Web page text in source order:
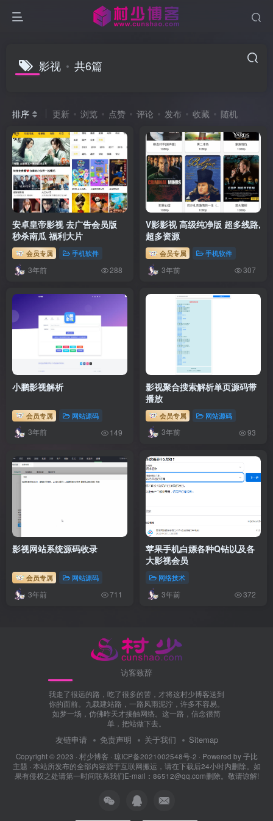
影视 共6篇
排序 更新 浏览 点赞 评论 发布 收藏 随机
安卓皇帝影视 去广告会员版
秒杀南瓜 福利大片
会员专属 手机软件
3年前 288
V影影视 高级纯净版 超多线路,
超多资源
会员专属 手机软件
3年前 307
小鹏影视解析
会员专属 网站源码
3年前 149
影视聚合搜索解析单页源码带
播放
会员专属 网站源码
3年前 93
影视网站系统源码收录
会员专属 网站源码
3年前 711
苹果手机白嫖各种Q钻以及各
大影视会员
网络技术
3年前 372
访客致辞
我走了很远的路，吃了很多的苦，才将这村少博客送到
你的面前。九载建站路，一路风雨泥泞，许多不容易。
如梦一场，仿佛昨天才接触网络。这一路，信念很简
单，把站做下去。
友链申请 免责声明 关于我们 Sitemap
Copyright © 2023 · 村少博客 · 琼ICP备2021002548号-2 · Powered by子比
主题 · 本站所发布的全部内容源于互联网搬运，请在下载后24小时内删除。如
果有侵权之处请第一时间联系我们E-mail：86512@qq.com删除。敬请谅解!